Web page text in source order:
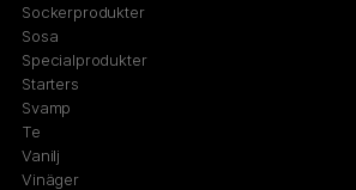
Sockerprodukter
Sosa
Specialprodukter
Starters
Svamp
Te
Vanilj
Vinäger